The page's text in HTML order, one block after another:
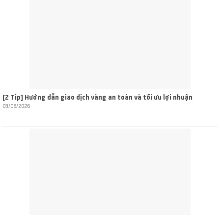
[2 Tip] Hướng dẫn giao dịch vàng an toàn và tối ưu lợi nhuận
03/08/2026